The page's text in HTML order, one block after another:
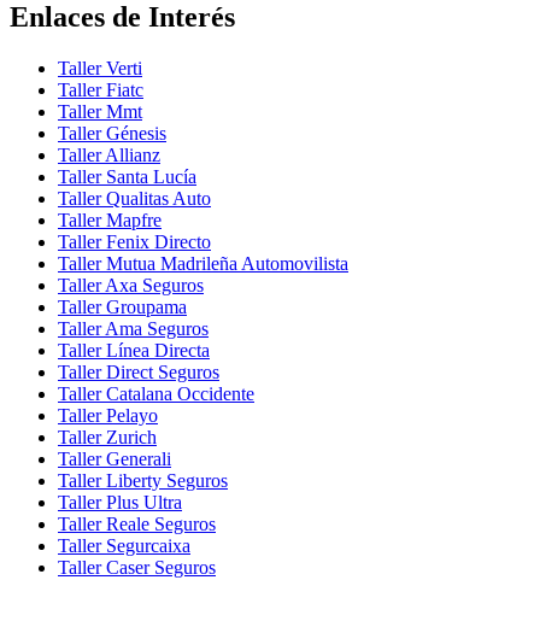
Enlaces de Interés
Taller Verti
Taller Fiatc
Taller Mmt
Taller Génesis
Taller Allianz
Taller Santa Lucía
Taller Qualitas Auto
Taller Mapfre
Taller Fenix Directo
Taller Mutua Madrileña Automovilista
Taller Axa Seguros
Taller Groupama
Taller Ama Seguros
Taller Línea Directa
Taller Direct Seguros
Taller Catalana Occidente
Taller Pelayo
Taller Zurich
Taller Generali
Taller Liberty Seguros
Taller Plus Ultra
Taller Reale Seguros
Taller Segurcaixa
Taller Caser Seguros